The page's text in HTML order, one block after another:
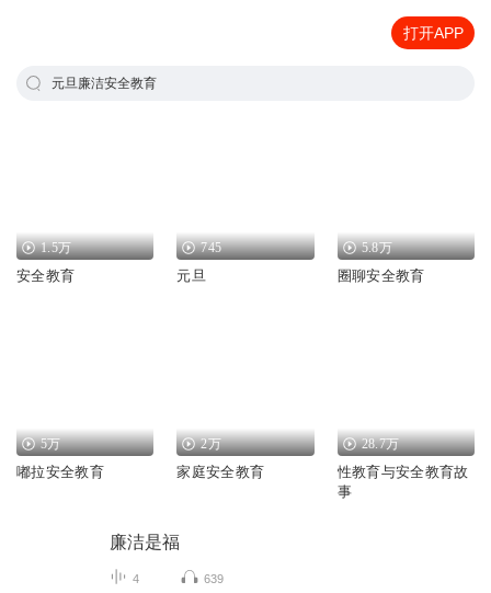
打开APP
元旦廉洁安全教育
1.5万
安全教育
745
元旦
5.8万
圈聊安全教育
5万
嘟拉安全教育
2万
家庭安全教育
28.7万
性教育与安全教育故
事
廉洁是福
4 639